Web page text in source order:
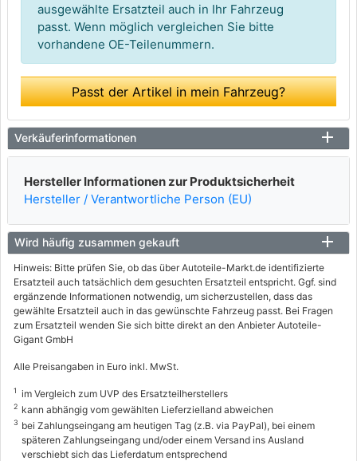
ausgewählte Ersatzteil auch in Ihr Fahrzeug
passt. Wenn möglich vergleichen Sie bitte
vorhandene OE-Teilenummern.
Passt der Artikel in mein Fahrzeug?
Verkäuferinformationen
Hersteller Informationen zur Produktsicherheit
Hersteller / Verantwortliche Person (EU)
Wird häufig zusammen gekauft
Hinweis: Bitte prüfen Sie, ob das über Autoteile-Markt.de identifizierte
Ersatzteil auch tatsächlich dem gesuchten Ersatzteil entspricht. Ggf. sind
ergänzende Informationen notwendig, um sicherzustellen, dass das
gewählte Ersatzteil auch in das gewünschte Fahrzeug passt. Bei Fragen
zum Ersatzteil wenden Sie sich bitte direkt an den Anbieter Autoteile-
Gigant GmbH
Alle Preisangaben in Euro inkl. MwSt.
1 im Vergleich zum UVP des Ersatzteilherstellers
2 kann abhängig vom gewählten Lieferzielland abweichen
3 bei Zahlungseingang am heutigen Tag (z.B. via PayPal), bei einem
späteren Zahlungseingang und/oder einem Versand ins Ausland
verschiebt sich das Lieferdatum entsprechend